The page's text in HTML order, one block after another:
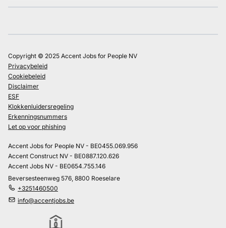
Copyright © 2025 Accent Jobs for People NV
Privacybeleid
Cookiebeleid
Disclaimer
ESF
Klokkenluidersregeling
Erkenningsnummers
Let op voor phishing
Accent Jobs for People NV - BE0455.069.956
Accent Construct NV - BE0887.120.626
Accent Jobs NV - BE0654.755.146
Beversesteenweg 576, 8800 Roeselare
+3251460500
info@accentjobs.be